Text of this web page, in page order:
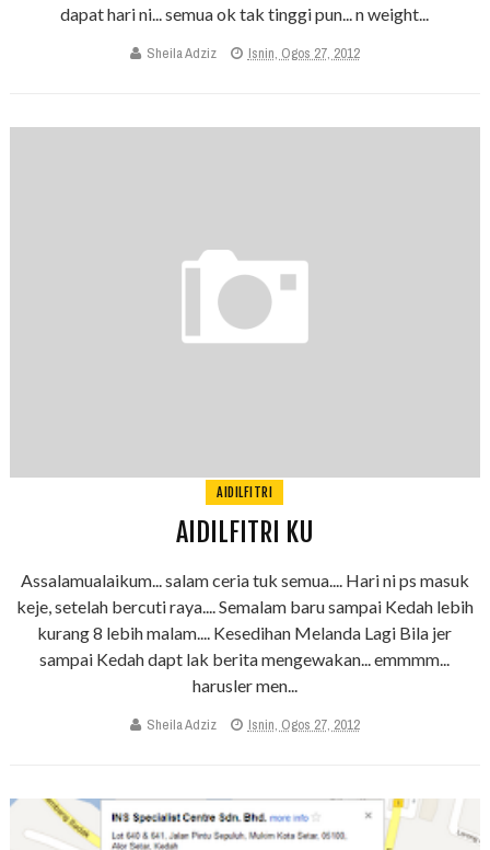
dapat hari ni... semua ok tak tinggi pun... n weight...
Sheila Adziz Isnin, Ogos 27, 2012
AIDILFITRI
AIDILFITRI KU
Assalamualaikum... salam ceria tuk semua.... Hari ni ps masuk
keje, setelah bercuti raya.... Semalam baru sampai Kedah lebih
kurang 8 lebih malam.... Kesedihan Melanda Lagi Bila jer
sampai Kedah dapt lak berita mengewakan... emmmm...
harusler men...
Sheila Adziz Isnin, Ogos 27, 2012